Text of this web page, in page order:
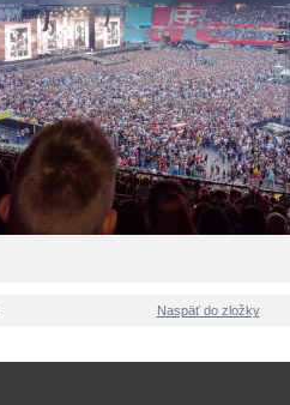
Naspäť do zložky